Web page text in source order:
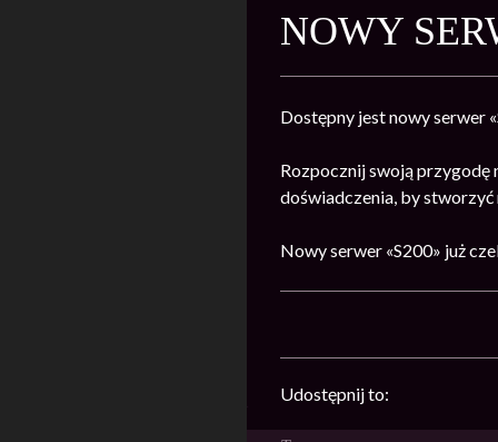
NOWY
Dostępny jest nowy serwer
Rozpocznij swoją przygodę
doświadczenia, by
Nowy serwer «S200» już
Udostępnij to: